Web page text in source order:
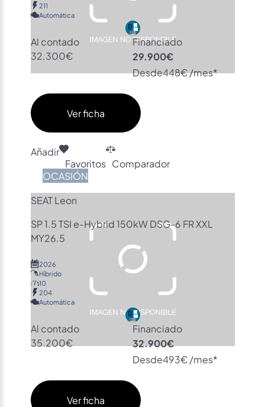
211
Automática
Al contado
32.300€
Financiado
29.900€
Desde448€ /mes*
Ver ficha
Añadir
Favoritos Comparador
OCASIÓN
SEAT Leon
SP 1.5 TSI e-Hybrid 150kW DSG-6 FR XXL
MY26.5
2026
Híbrido
10
204
Automática
Al contado
35.200€
Financiado
32.900€
Desde493€ /mes*
Ver ficha